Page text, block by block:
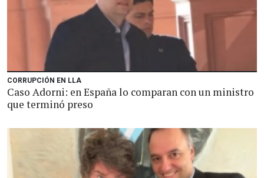
CORRUPCIÓN EN LLA
Caso Adorni: en España lo comparan con un ministro
que terminó preso